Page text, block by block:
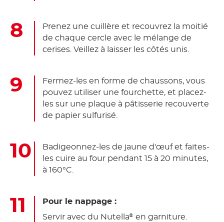
Prenez une cuillère et recouvrez la moitié
de chaque cercle avec le mélange de
cerises. Veillez à laisser les côtés unis.
Fermez-les en forme de chaussons, vous
pouvez utiliser une fourchette, et placez-
les sur une plaque à pâtisserie recouverte
de papier sulfurisé.
Badigeonnez-les de jaune d'œuf et faites-
les cuire au four pendant 15 à 20 minutes,
à 160°C.
Pour le nappage :
Servir avec du Nutella® en garniture.